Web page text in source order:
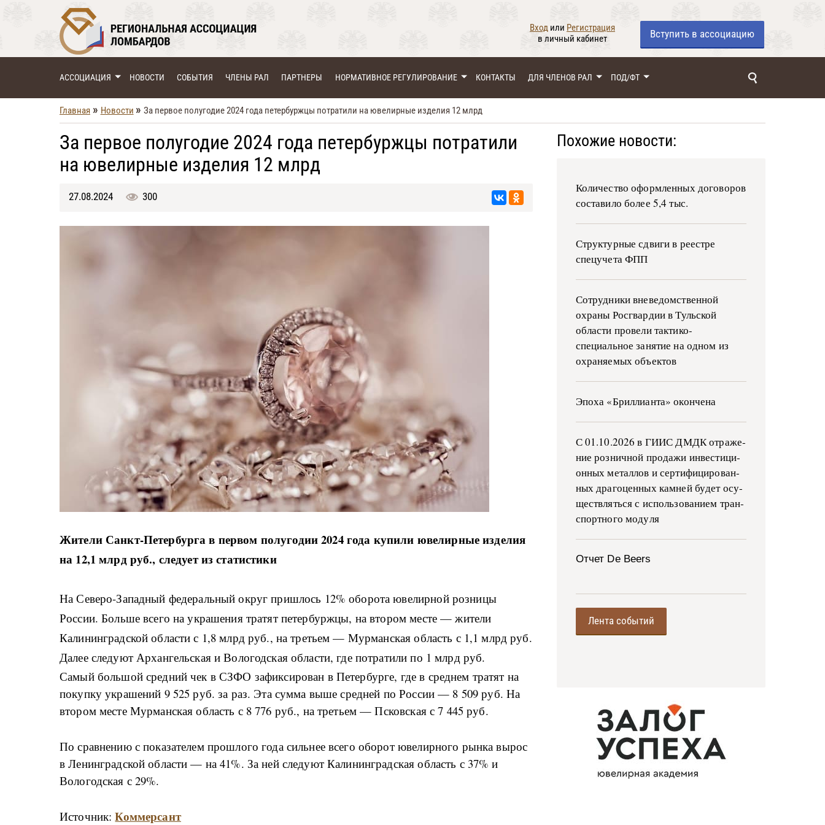
Вход или Регистрация
в личный кабинет
Вступить в ассоциацию
АССОЦИАЦИЯ НОВОСТИ СОБЫТИЯ ЧЛЕНЫ РАЛ ПАРТНЕРЫ НОРМАТИВНОЕ РЕГУЛИРОВАНИЕ КОНТАКТЫ ДЛЯ ЧЛЕНОВ РАЛ ПОД/ФТ
Главная » Новости » За первое полугодие 2024 года петербуржцы потратили на ювелирные изделия 12 млрд
За первое полугодие 2024 года петербуржцы потратили
на ювелирные изделия 12 млрд
27.08.2024 300
Жители Санкт-Петербурга в первом полугодии 2024 года купили ювелирные изделия
на 12,1 млрд руб., следует из статистики
На Северо-Западный федеральный округ пришлось 12% оборота ювелирной розницы
России. Больше всего на украшения тратят петербуржцы, на втором месте — жители
Калининградской области с 1,8 млрд руб., на третьем — Мурманская область с 1,1 млрд руб.
Далее следуют Архангельская и Вологодская области, где потратили по 1 млрд руб.
Самый большой средний чек в СЗФО зафиксирован в Петербурге, где в среднем тратят на
покупку украшений 9 525 руб. за раз. Эта сумма выше средней по России — 8 509 руб. На
втором месте Мурманская область с 8 776 руб., на третьем — Псковская с 7 445 руб.
По сравнению с показателем прошлого года сильнее всего оборот ювелирного рынка вырос
в Ленинградской области — на 41%. За ней следуют Калининградская область с 37% и
Вологодская с 29%.
Источник:Коммерсант
Похожие новости:
Количество оформленных договоров
составило более 5,4 тыс.
Структурные сдвиги в реестре
спецучета ФПП
Сотрудники вневедомственной
охраны Росгвардии в Тульской
области провели тактико-
специальное занятие на одном из
охраняемых объектов
Эпоха «Бриллианта» окончена
С 01.10.2026 в ГИИС ДМДК от­ра­же­
ние роз­ни­ч­ной про­да­жи ин­ве­сти­ци­
он­ных ме­тал­лов и сер­ти­фи­ци­ро­ван­
ных дра­го­цен­ных ка­м­ней бу­дет осу­
ще­ств­лять­ся с ис­поль­зо­ва­ни­ем тран­
с­пор­т­но­го мо­ду­ля
Отчет De Beers
Лента событий